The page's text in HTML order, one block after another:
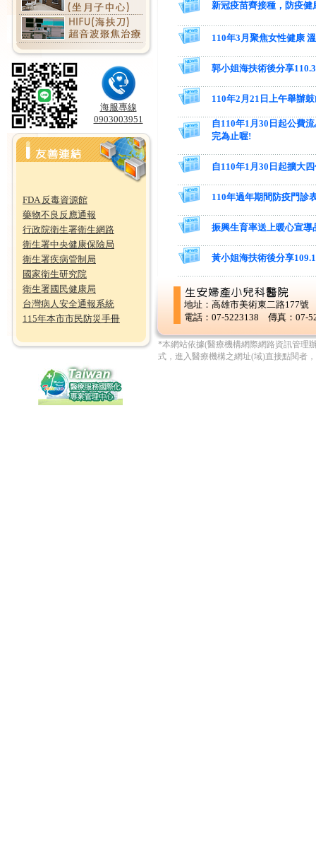
海服專線
0903003951
FDA 反毒資源館
藥物不良反應通報
行政院衛生署衛生網路
衛生署中央健康保險局
衛生署疾病管制局
國家衛生研究院
衛生署國民健康局
台灣病人安全通報系統
115年本市市民防災手冊
新冠疫苗齊接種，防疫
110年3月聚焦女性健康
郭小姐海扶術後分享
110年2月21日上午舉辦
自110年1月30日起公費
完為止喔!
自110年1月30日起擴大
110年過年期間防疫門診
振興生育率送上暖心宣
黃小姐海扶術後分享
地址：高雄市美術東二路177號
電話：07-5223138 傳真：07-
*本網站依據(醫療機構網際網路資訊管理
式，進入醫療機構之網址(域)直接點閱者